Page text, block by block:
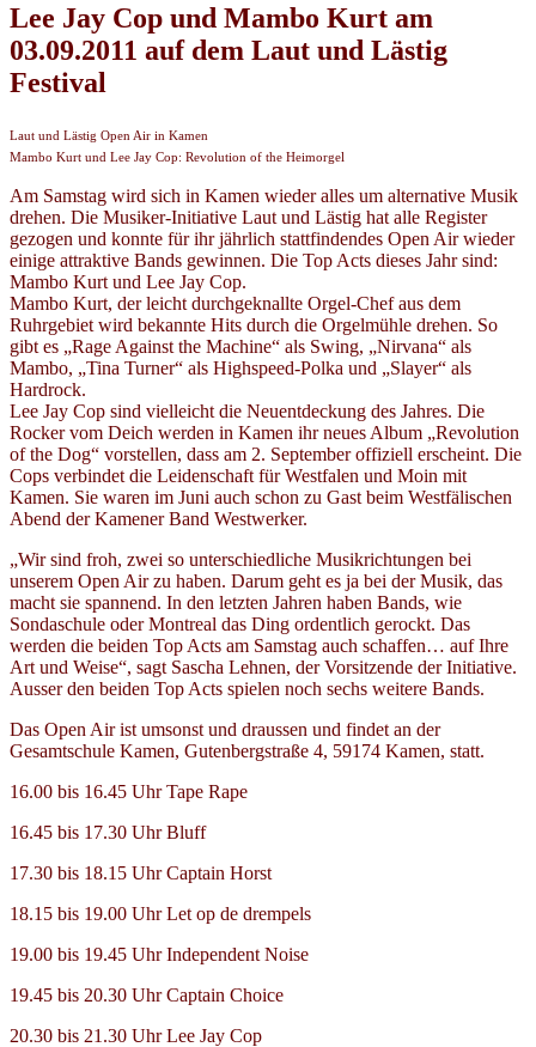
Lee Jay Cop und Mambo Kurt am
03.09.2011 auf dem Laut und Lästig
Festival
Laut und Lästig Open Air in Kamen
Mambo Kurt und Lee Jay Cop: Revolution of the Heimorgel
Am Samstag wird sich in Kamen wieder alles um alternative Musik
drehen. Die Musiker-Initiative Laut und Lästig hat alle Register
gezogen und konnte für ihr jährlich stattfindendes Open Air wieder
einige attraktive Bands gewinnen. Die Top Acts dieses Jahr sind:
Mambo Kurt und Lee Jay Cop.
Mambo Kurt, der leicht durchgeknallte Orgel-Chef aus dem
Ruhrgebiet wird bekannte Hits durch die Orgelmühle drehen. So
gibt es „Rage Against the Machine“ als Swing, „Nirvana“ als
Mambo, „Tina Turner“ als Highspeed-Polka und „Slayer“ als
Hardrock.
Lee Jay Cop sind vielleicht die Neuentdeckung des Jahres. Die
Rocker vom Deich werden in Kamen ihr neues Album „Revolution
of the Dog“ vorstellen, dass am 2. September offiziell erscheint. Die
Cops verbindet die Leidenschaft für Westfalen und Moin mit
Kamen. Sie waren im Juni auch schon zu Gast beim Westfälischen
Abend der Kamener Band Westwerker.
„Wir sind froh, zwei so unterschiedliche Musikrichtungen bei
unserem Open Air zu haben. Darum geht es ja bei der Musik, das
macht sie spannend. In den letzten Jahren haben Bands, wie
Sondaschule oder Montreal das Ding ordentlich gerockt. Das
werden die beiden Top Acts am Samstag auch schaffen… auf Ihre
Art und Weise“, sagt Sascha Lehnen, der Vorsitzende der Initiative.
Ausser den beiden Top Acts spielen noch sechs weitere Bands.
Das Open Air ist umsonst und draussen und findet an der
Gesamtschule Kamen, Gutenbergstraße 4, 59174 Kamen, statt.
16.00 bis 16.45 Uhr Tape Rape
16.45 bis 17.30 Uhr Bluff
17.30 bis 18.15 Uhr Captain Horst
18.15 bis 19.00 Uhr Let op de drempels
19.00 bis 19.45 Uhr Independent Noise
19.45 bis 20.30 Uhr Captain Choice
20.30 bis 21.30 Uhr Lee Jay Cop